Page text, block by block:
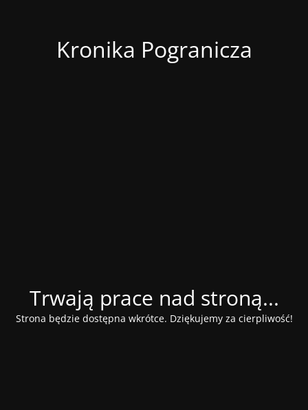
Kronika Pogranicza
Trwają prace nad stroną...
Strona będzie dostępna wkrótce. Dziękujemy za cierpliwość!